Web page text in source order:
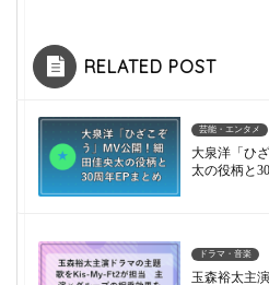
RELATED POST
芸能・エンタメ
大泉洋「ひ
太の役柄と
ドラマ・音楽
玉森裕太主